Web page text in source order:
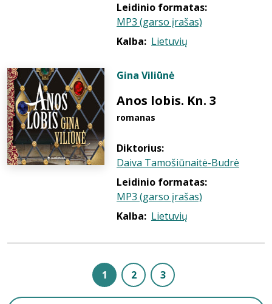
Leidinio formatas:
MP3 (garso įrašas)
Kalba: Lietuvių
Gina Viliūnė
Anos lobis. Kn. 3
romanas
Diktorius:
Daiva Tamošiūnaitė-Budrė
Leidinio formatas:
MP3 (garso įrašas)
Kalba: Lietuvių
1 2 3